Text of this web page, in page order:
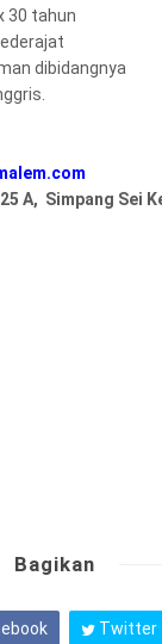
30 tahun
dibidangnya
A, Simpang Sei
Bagikan
Twitter